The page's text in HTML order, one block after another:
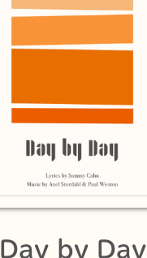
Day by Day